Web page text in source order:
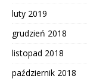
luty 2019
grudzień 2018
listopad 2018
październik 2018